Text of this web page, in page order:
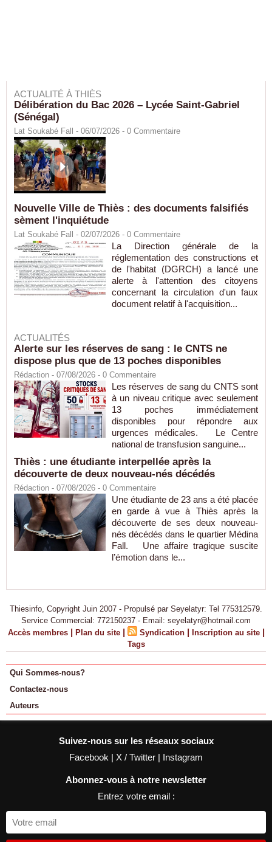
ACTUALITÉ À THIÈS
Délibération du Bac 2026 – Lycée Saint-Gabriel
(Sénégal)
Lat Soukabé Fall - 06/07/2026 - 0 Commentaire
Nouvelle Ville de Thiès : des documents falsifiés
sèment l'inquiétude
Lat Soukabé Fall - 02/07/2026 - 0 Commentaire
La Direction générale de la
réglementation des constructions et
de l'habitat (DGRCH) a lancé une
alerte à l'attention des citoyens
concernant la circulation d'un faux
document relatif à l'acquisition...
ACTUALITÉS
Alerte sur les réserves de sang : le CNTS ne
dispose plus que de 13 poches disponibles
Rédaction - 07/08/2026 - 0 Commentaire
Les réserves de sang du CNTS sont
à un niveau critique avec seulement
13 poches immédiatement
disponibles pour répondre aux
urgences médicales. Le Centre
national de transfusion sanguine...
Thiès : une étudiante interpellée après la
découverte de deux nouveau-nés décédés
Rédaction - 07/08/2026 - 0 Commentaire
Une étudiante de 23 ans a été placée
en garde à vue à Thiès après la
découverte de ses deux nouveau-
nés décédés dans le quartier Médina
Fall. Une affaire tragique suscite
l’émotion dans le...
Thiesinfo, Copyright Juin 2007 - Propulsé par Seyelatyr: Tel 775312579.
Service Commercial: 772150237 - Email: seyelatyr@hotmail.com
Accès membres | Plan du site | Syndication | Inscription au site |
Tags
Qui Sommes-nous?
Contactez-nous
Auteurs
Suivez-nous sur les réseaux sociaux
Facebook | X / Twitter | Instagram
Abonnez-vous à notre newsletter
Entrez votre email :